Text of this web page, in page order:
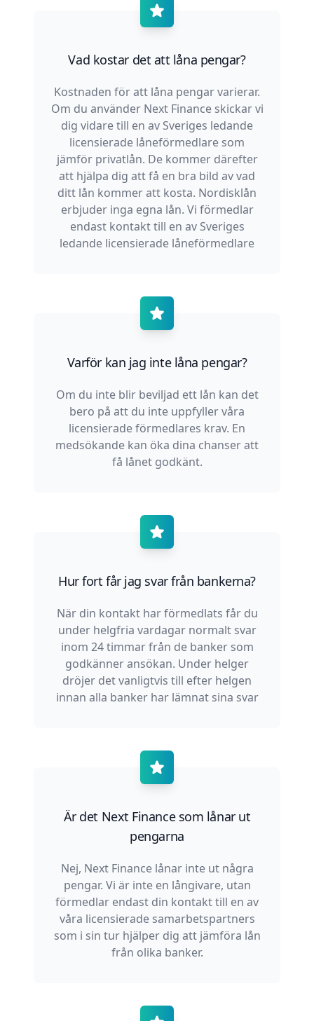
Vad kostar det att låna pengar?
Kostnaden för att låna pengar varierar.
Om du använder Next Finance skickar vi
dig vidare till en av Sveriges ledande
licensierade låneförmedlare som
jämför privatlån. De kommer därefter
att hjälpa dig att få en bra bild av vad
ditt lån kommer att kosta. Nordisklån
erbjuder inga egna lån. Vi förmedlar
endast kontakt till en av Sveriges
ledande licensierade låneförmedlare
Varför kan jag inte låna pengar?
Om du inte blir beviljad ett lån kan det
bero på att du inte uppfyller våra
licensierade förmedlares krav. En
medsökande kan öka dina chanser att
få lånet godkänt.
Hur fort får jag svar från bankerna?
När din kontakt har förmedlats får du
under helgfria vardagar normalt svar
inom 24 timmar från de banker som
godkänner ansökan. Under helger
dröjer det vanligtvis till efter helgen
innan alla banker har lämnat sina svar
Är det Next Finance som lånar ut
pengarna
Nej, Next Finance lånar inte ut några
pengar. Vi är inte en långivare, utan
förmedlar endast din kontakt till en av
våra licensierade samarbetspartners
som i sin tur hjälper dig att jämföra lån
från olika banker.